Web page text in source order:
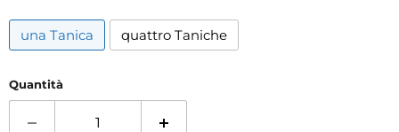
una Tanica quattro Taniche
Quantità